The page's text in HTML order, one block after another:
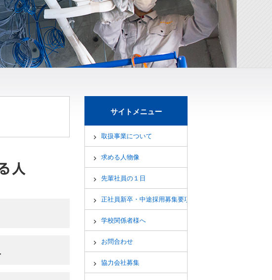
サイトメニュー
取扱事業について
求める人物像
先輩社員の１日
正社員新卒・中途採用募集要項
学校関係者様へ
お問合わせ
協力会社募集